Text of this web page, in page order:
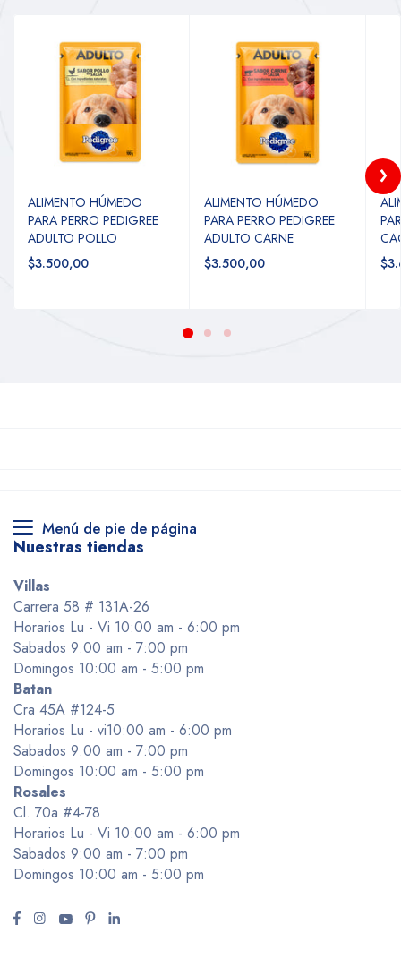
ALIMENTO HÚMEDO
PARA PERRO PEDIGREE
ADULTO POLLO
$3.500,00
ALIMENTO HÚMEDO
PARA PERRO PEDIGREE
ADULTO CARNE
$3.500,00
Menú de pie de página
Nuestras tiendas
Villas
Carrera 58 # 131A-26
Horarios Lu - Vi 10:00 am - 6:00 pm
Sabados 9:00 am - 7:00 pm
Domingos 10:00 am - 5:00 pm
Batan
Cra 45A #124-5
Horarios Lu - vi10:00 am - 6:00 pm
Sabados 9:00 am - 7:00 pm
Domingos 10:00 am - 5:00 pm
Rosales
Cl. 70a #4-78
Horarios Lu - Vi 10:00 am - 6:00 pm
Sabados 9:00 am - 7:00 pm
Domingos 10:00 am - 5:00 pm